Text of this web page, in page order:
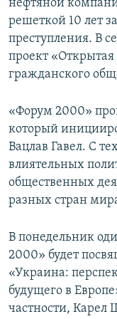
нефтяной
решеткой 10 лет
преступления. В
проект
гражданского
«Форум 2000»
который
Вацлав Гавел. С
влиятельных
общественных
разных стран
В понедельник
2000» будет
«Украина:
будущего в
частности,